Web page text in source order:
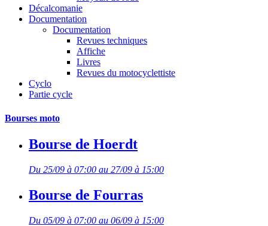
Décalcomanie
Documentation
Documentation
Revues techniques
Affiche
Livres
Revues du motocyclettiste
Cyclo
Partie cycle
Bourses moto
Bourse de Hoerdt
Du 25/09 à 07:00 au 27/09 à 15:00
Bourse de Fourras
Du 05/09 à 07:00 au 06/09 à 15:00